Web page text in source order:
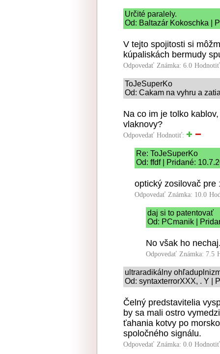
Určité paralely.
Od: Baltazár Kokoschka |
V tejto spojitosti si
kúpaliskách bermudy
Odpovedať Známka: 6.0
ToJeSuperKo
Od: Cakam na vyhru a
Na co im je tolko
vlaknovy?
Odpovedať Hodnotiť:
Re: ToJeSuperKo
Od: ffdf | Pridané:
optický zosilovač pre
Odpovedať Známka: 10.0
daj si to patentovať
Od: PCmanik |
No však ho
Odpovedať Známka: 7.5
ultraradikálny
Od: syntaxterrorXXX, . Y |
Čelný predstavitelia
by sa mali ostro
ťahania kotvy po
spoločného signálu.
Odpovedať Známka: 0.0